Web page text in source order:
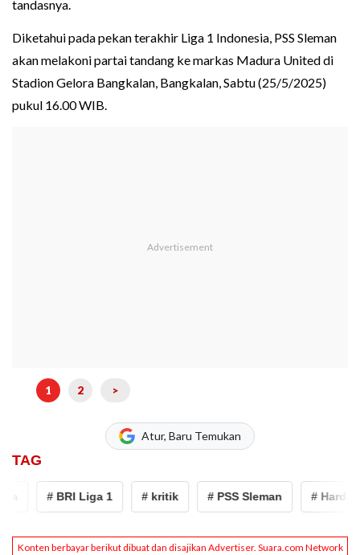
tandasnya.
Diketahui pada pekan terakhir Liga 1 Indonesia, PSS Sleman
akan melakoni partai tandang ke markas Madura United di
Stadion Gelora Bangkalan, Bangkalan, Sabtu (25/5/2025)
pukul 16.00 WIB.
1 2 >
Atur, Baru Temukan
TAG
# BRI Liga 1 # kritik # PSS Sleman # Harda